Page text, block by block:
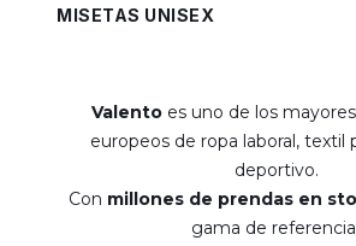
CAMISETAS UNISEX
Valento es uno de los
europeos de ropa laboral, textil
deportivo.
Con millones de prendas en
gama de